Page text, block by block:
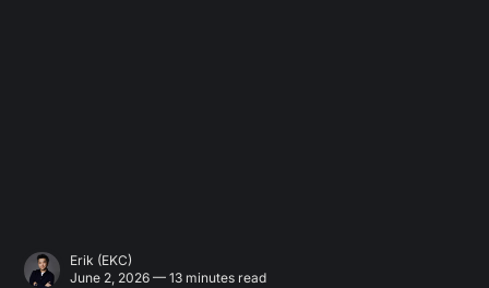
Erik (EKC)
June 2, 2026 — 13 minutes read